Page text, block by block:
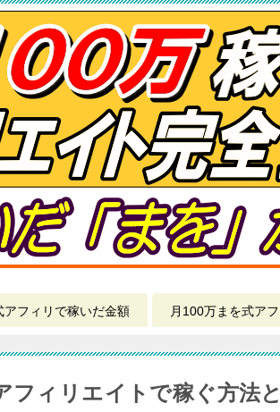
アフィリで稼いだ金額 月100万まを式ア
ィリエイトで稼ぐ方法